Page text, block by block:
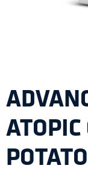
ATOPIC
POTATO